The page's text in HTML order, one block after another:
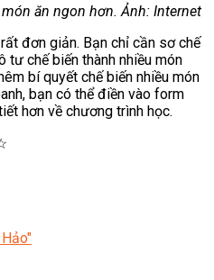
ăn ngon hơn. Ảnh: Internet
rất đơn giản. Bạn chỉ cần sơ chế
chế biến thành nhiều món
bí quyết chế biến nhiều món
bạn có thể điền vào form
hơn về chương trình học.